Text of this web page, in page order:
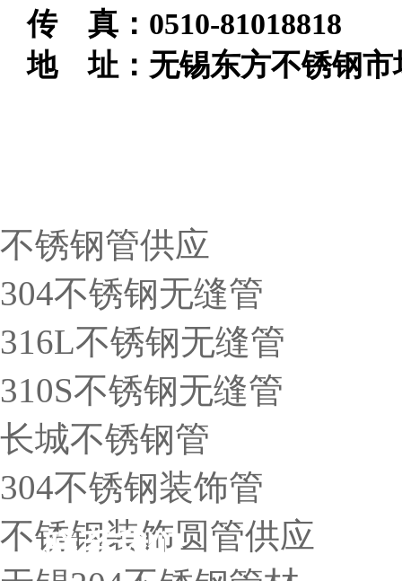
传 真：0510-81018818
地 址：无锡东方不锈钢市
不锈钢管供应
304不锈钢无缝管
316L不锈钢无缝管
310S不锈钢无缝管
长城不锈钢管
304不锈钢装饰管
不锈钢装饰圆管供应
联系我们